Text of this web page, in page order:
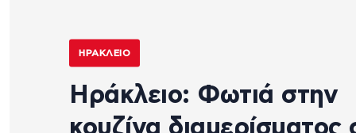
ΗΡΆΚΛΕΙΟ
Ηράκλειο: Φωτιά στην
κουζίνα διαμερίσματος